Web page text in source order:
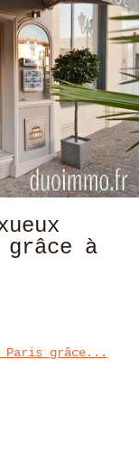
grâce à
Paris grâce...